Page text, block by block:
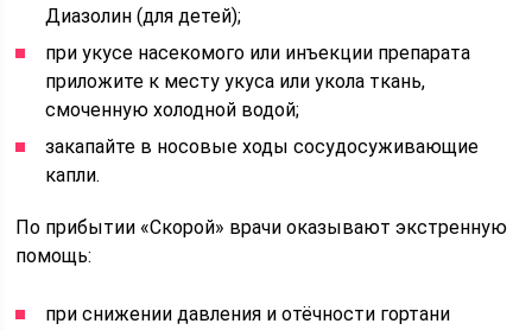
Диазолин (для детей);
при укусе насекомого или инъекции препарата
приложите к месту укуса или укола ткань,
смоченную холодной водой;
закапайте в носовые ходы сосудосуживающие
капли.
По прибытии «Скорой» врачи оказывают экстренную
помощь:
при снижении давления и отёчности гортани